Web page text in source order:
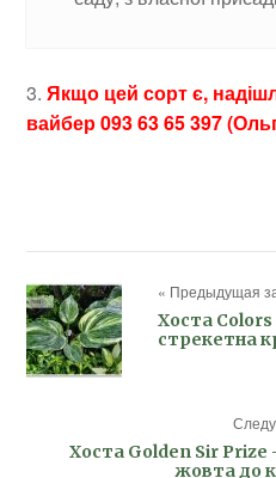
3.Якщо цей сорт є,
вайбер 093 63 65 397
« Предыдущая
Хоста
стрекетна
Хоста Golden Sir
жовта до